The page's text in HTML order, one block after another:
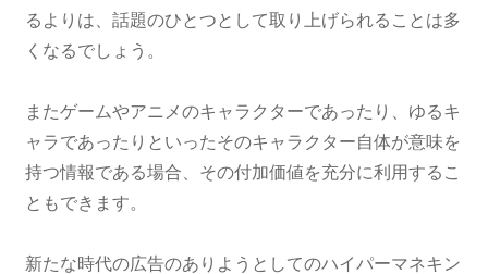
るよりは、話題のひとつとして取り上げられることは多
くなるでしょう。
またゲームやアニメのキャラクターであったり、ゆるキ
ャラであったりといったそのキャラクター自体が意味を
持つ情報である場合、その付加価値を充分に利用するこ
ともできます。
新たな時代の広告のありようとしてのハイパーマネキン